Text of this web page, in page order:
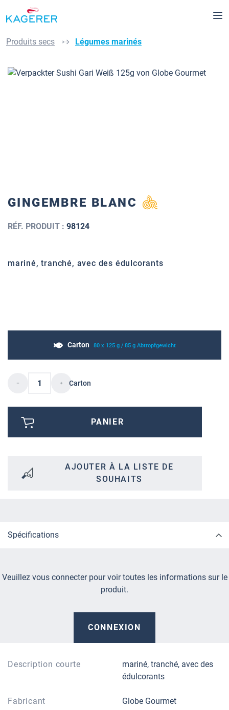
Passer au contenu principal
Produits secs Légumes marinés
GINGEMBRE BLANC
RÉF. PRODUIT : 98124
mariné, tranché, avec des édulcorants
Carton 80 x 125 g / 85 g Abtropfgewicht
Carton
PANIER
AJOUTER À LA LISTE DE
SOUHAITS
Spécifications
Veuillez vous connecter pour voir toutes les informations sur le
produit.
CONNEXION
Description courte
mariné, tranché, avec des
édulcorants
Fabricant Globe Gourmet